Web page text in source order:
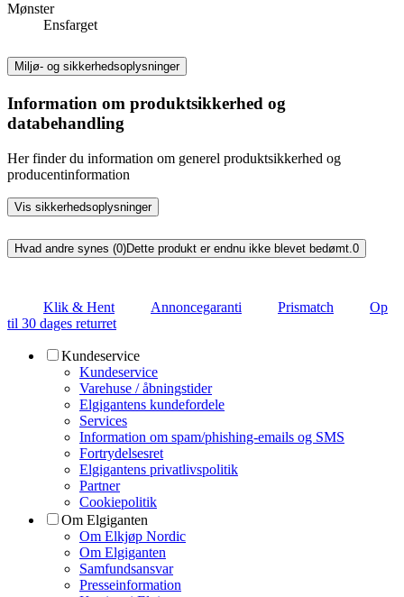
Mønster
Ensfarget
Miljø- og sikkerhedsoplysninger
Information om produktsikkerhed og
databehandling
Her finder du information om generel produktsikkerhed og
producentinformation
Vis sikkerhedsoplysninger
Hvad andre synes (0)Dette produkt er endnu ikke blevet bedømt.0
Klik & Hent Annoncegaranti Prismatch
Op
til 30 dages returret
Kundeservice
Kundeservice
Varehuse / åbningstider
Elgigantens kundefordele
Services
Information om spam/phishing-emails og SMS
Fortrydelsesret
Elgigantens privatlivspolitik
Partner
Cookiepolitik
Om Elgiganten
Om Elkjøp Nordic
Om Elgiganten
Samfundsansvar
Presseinformation